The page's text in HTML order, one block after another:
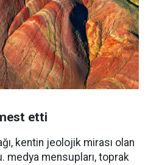
etti
kentin jeolojik mirası olan
medya mensupları, toprak